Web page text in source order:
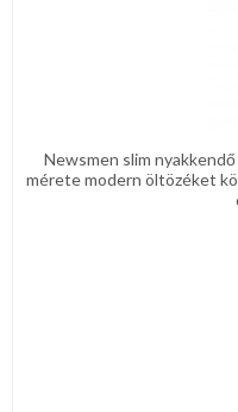
Newsmen slim
mérete modern öltözéket